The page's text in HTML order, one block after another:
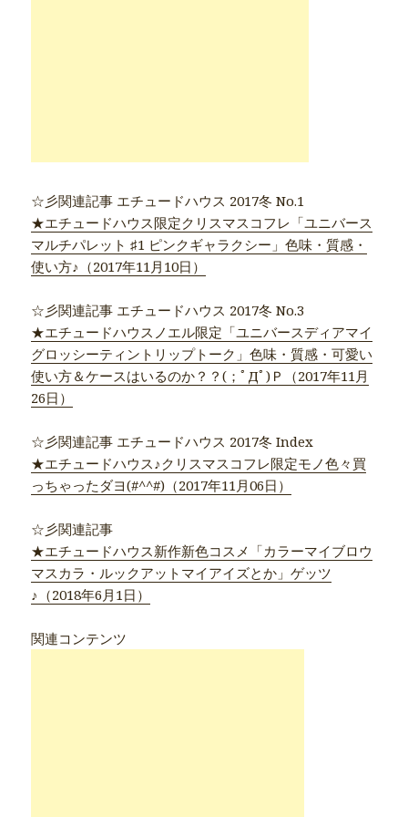
☆彡関連記事 エチュードハウス 2017冬 No.1
★エチュードハウス限定クリスマスコフレ「ユニバース
マルチパレット ♯1 ピンクギャラクシー」色味・質感・
使い方♪（2017年11月10日）
☆彡関連記事 エチュードハウス 2017冬 No.3
★エチュードハウスノエル限定「ユニバースディアマイ
グロッシーティントリップトーク」色味・質感・可愛い
使い方＆ケースはいるのか？？(；ﾟДﾟ)Ｐ（2017年11月
26日）
☆彡関連記事 エチュードハウス 2017冬 Index
★エチュードハウス♪クリスマスコフレ限定モノ色々買
っちゃったダヨ(#^^#)（2017年11月06日）
☆彡関連記事
★エチュードハウス新作新色コスメ「カラーマイブロウ
マスカラ・ルックアットマイアイズとか」ゲッツ
♪（2018年6月1日）
関連コンテンツ